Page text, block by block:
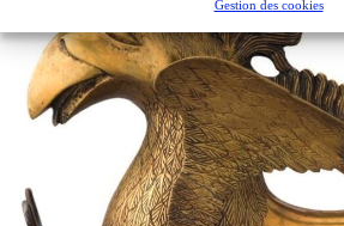
Gestion des cookies